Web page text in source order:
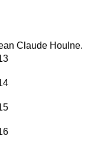
Claude Houlne.